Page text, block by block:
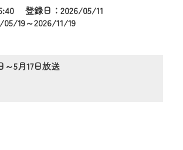
登録日：2026/05/11
19～2026/11/19
～5月17日放送
更により、お住まいの地域
ンツが一目瞭然。
やＰＣブラウザから、いつ
も・外出先でも！